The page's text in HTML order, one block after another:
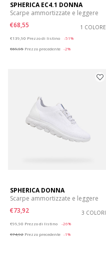
SPHERICA EC4.1 DONNA
Scarpe ammortizzate e leggere
€68,55
1 COLORE
€139,90 Prezzo di listino
-51%
€69,95 Prezzo precedente -2%
SPHERICA DONNA
Scarpe ammortizzate e leggere
€73,92
3 COLORI
€99,90 Prezzo di listino
-26%
€74,92 Prezzo precedente -1%